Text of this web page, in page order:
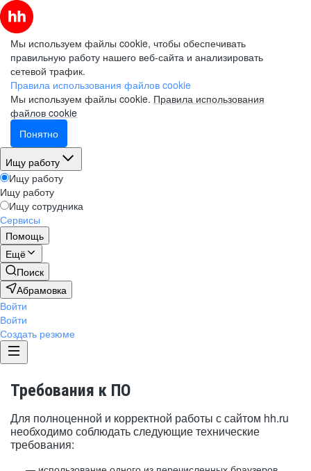
Мы используем файлы cookie, чтобы обеспечивать
правильную работу нашего веб-сайта и анализировать
сетевой трафик.
Правила использования файлов cookie
Мы используем файлы cookie. Правила использования
файлов cookie
Понятно
Ищу работу
Ищу работу
Ищу работу
Ищу сотрудника
Сервисы
Помощь
Ещё
Поиск
Абрамовка
Войти
Войти
Создать резюме
Требования к ПО
Для полноценной и корректной работы с сайтом hh.ru
необходимо соблюдать следующие технические
требования: